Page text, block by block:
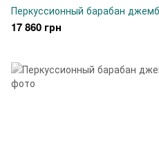
Перкуссионный барабан
17 860 грн